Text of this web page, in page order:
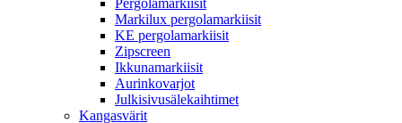
Pergolamarkiisit
Markilux pergolamarkiisit
KE pergolamarkiisit
Zipscreen
Ikkunamarkiisit
Aurinkovarjot
Julkisivusälekaihtimet
Kangasvärit